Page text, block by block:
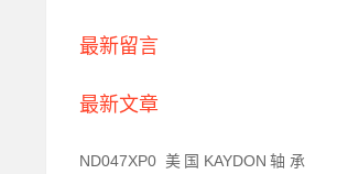
最新留言
最新文章
ND047XP0 美国KAYDON轴承